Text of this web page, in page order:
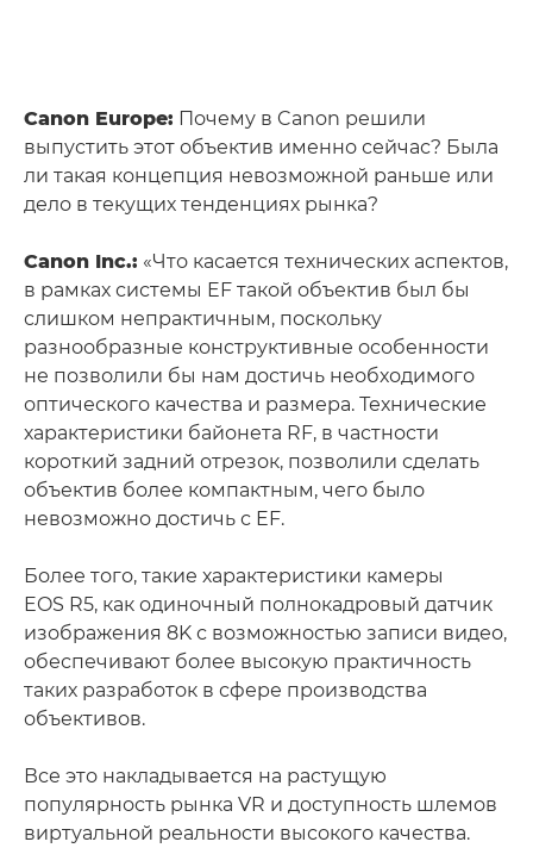
Canon Europe: Почему в Canon решили
выпустить этот объектив именно сейчас? Была
ли такая концепция невозможной раньше или
дело в текущих тенденциях рынка?
Canon Inc.: «Что касается технических аспектов,
в рамках системы EF такой объектив был бы
слишком непрактичным, поскольку
разнообразные конструктивные особенности
не позволили бы нам достичь необходимого
оптического качества и размера. Технические
характеристики байонета RF, в частности
короткий задний отрезок, позволили сделать
объектив более компактным, чего было
невозможно достичь с EF.
Более того, такие характеристики камеры
EOS R5, как одиночный полнокадровый датчик
изображения 8K с возможностью записи видео,
обеспечивают более высокую практичность
таких разработок в сфере производства
объективов.
Все это накладывается на растущую
популярность рынка VR и доступность шлемов
виртуальной реальности высокого качества.